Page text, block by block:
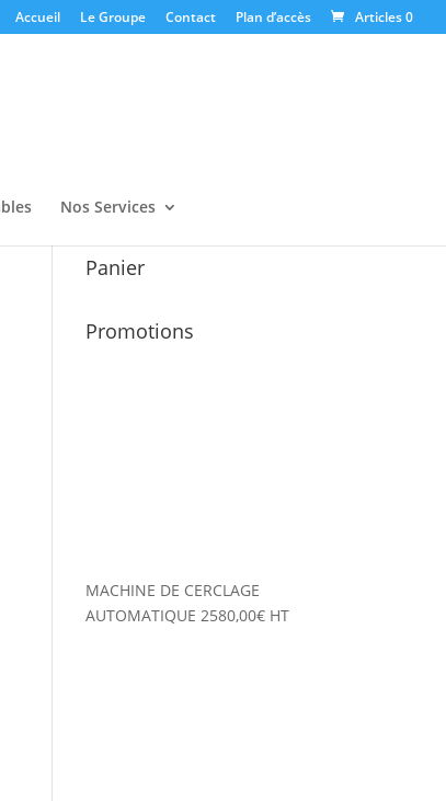
Accueil Le Groupe Contact Plan d’accès Articles 0
Nos Services
Panier
Promotions
MACHINE DE CERCLAGE
AUTOMATIQUE 2580,00€ HT